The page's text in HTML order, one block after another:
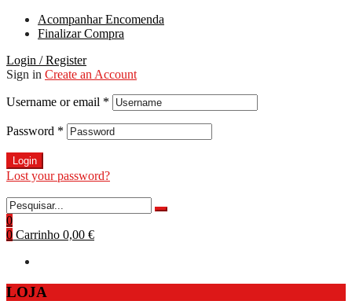
Acompanhar Encomenda
Finalizar Compra
Login / Register
Sign in Create an Account
Username or email *
Password *
Login
Lost your password?
0
0 Carrinho 0,00 €
LOJA